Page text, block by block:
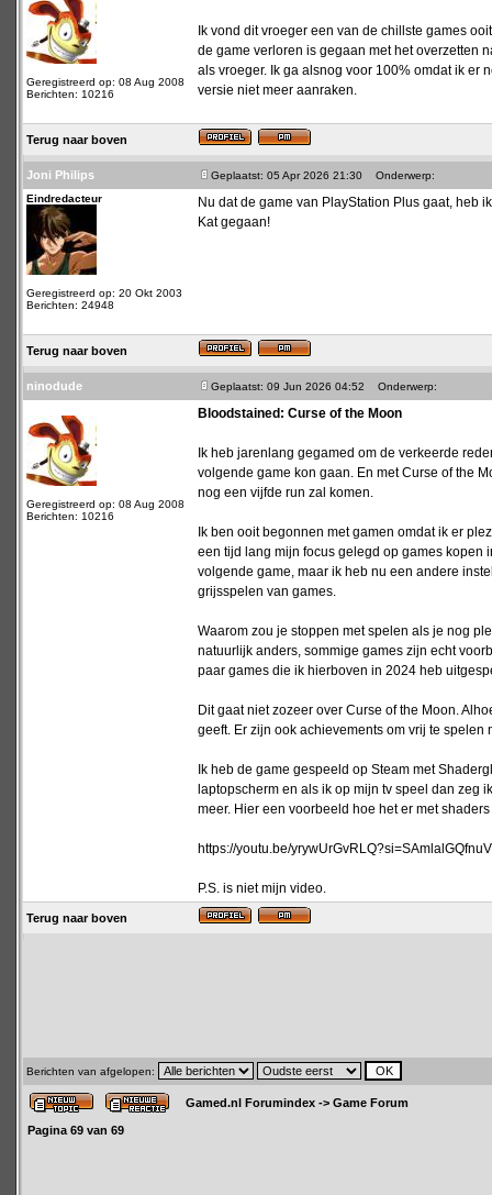
Geregistreerd op: 08 Aug 2008
Berichten: 10216
Ik vond dit vroeger een van de chillste games
de game verloren is gegaan met het overzetten
als vroeger. Ik ga alsnog voor 100% omdat ik er
versie niet meer aanraken.
Terug naar boven
Joni Philips Geplaatst: 05 Apr 2026 21:30
Onderwerp:
Eindredacteur
Geregistreerd op: 20 Okt 2003
Berichten: 24948
Nu dat de game van PlayStation Plus gaat, heb
Kat gegaan!
Terug naar boven
ninodude Geplaatst: 09 Jun 2026 04:52 Onderwerp:
Geregistreerd op: 08 Aug 2008
Berichten: 10216
Bloodstained: Curse of the Moon
Ik heb jarenlang gegamed om de verkeerde
volgende game kon gaan. En met Curse of the
nog een vijfde run zal komen.
Ik ben ooit begonnen met gamen omdat ik er
een tijd lang mijn focus gelegd op games kopen
volgende game, maar ik heb nu een andere
grijsspelen van games.
Waarom zou je stoppen met spelen als je nog
natuurlijk anders, sommige games zijn echt
paar games die ik hierboven in 2024 heb
Dit gaat niet zozeer over Curse of the Moon.
geeft. Er zijn ook achievements om vrij te
Ik heb de game gespeeld op Steam met
laptopscherm en als ik op mijn tv speel dan zeg
meer. Hier een voorbeeld hoe het er met
https://youtu.be/
P.S. is niet mijn video.
Terug naar boven
Berichten van afgelopen:
Gamed.nl Forumindex -> Game Forum
Pagina 69 van 69